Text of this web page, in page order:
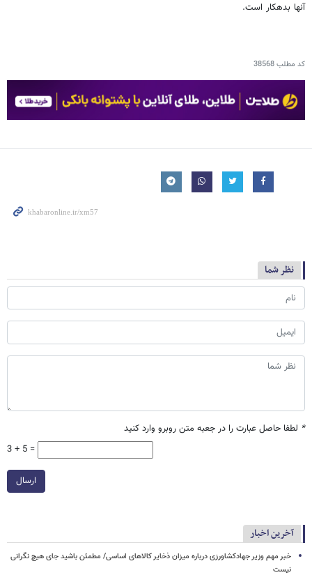
آنها بدهکار است.
کد مطلب38568
نظر شما
* لطفا حاصل عبارت را در جعبه متن روبرو وارد کنید
3 + 5 =
ارسال
آخرین اخبار
خبر مهم وزیر جهادکشاورزی درباره میزان ذخایر کالاهای اساسی/ مطمئن باشید جای هیچ نگرانی
نیست